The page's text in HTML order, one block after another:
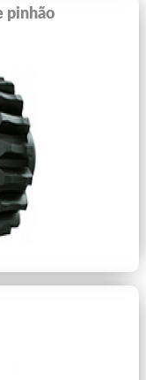
pinhão